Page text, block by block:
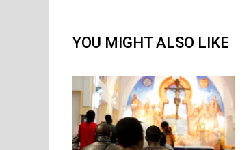
YOU MIGHT ALSO LIKE